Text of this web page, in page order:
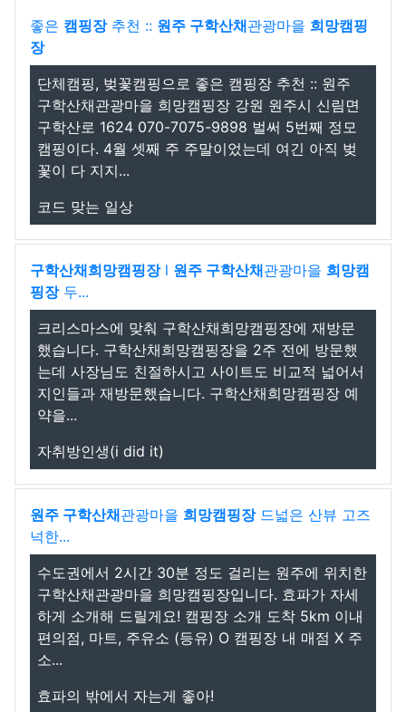
좋은 캠핑장추천 :: 원주 구학산채관광마을 희망캠핑
장
단체캠핑, 벚꽃캠핑으로 좋은 캠핑장 추천 :: 원주
구학산채관광마을 희망캠핑장 강원 원주시 신림면
구학산로 1624 070-7075-9898 벌써 5번째 정모
캠핑이다. 4월 셋째 주 주말이었는데 여긴 아직 벚
꽃이 다 지지...
코드 맞는 일상
구학산채희망캠핑장l 원주 구학산채관광마을 희망캠
핑장두...
크리스마스에 맞춰 구학산채희망캠핑장에 재방문
했습니다. 구학산채희망캠핑장을 2주 전에 방문했
는데 사장님도 친절하시고 사이트도 비교적 넓어서
지인들과 재방문했습니다. 구학산채희망캠핑장 예
약을...
자취방인생(i did it)
원주 구학산채관광마을 희망캠핑장드넓은 산뷰 고즈
넉한...
수도권에서 2시간 30분 정도 걸리는 원주에 위치한
구학산채관광마을 희망캠핑장입니다. 효파가 자세
하게 소개해 드릴게요! 캠핑장 소개 도착 5km 이내
편의점, 마트, 주유소 (등유) O 캠핑장 내 매점 X 주
소...
효파의 밖에서 자는게 좋아!